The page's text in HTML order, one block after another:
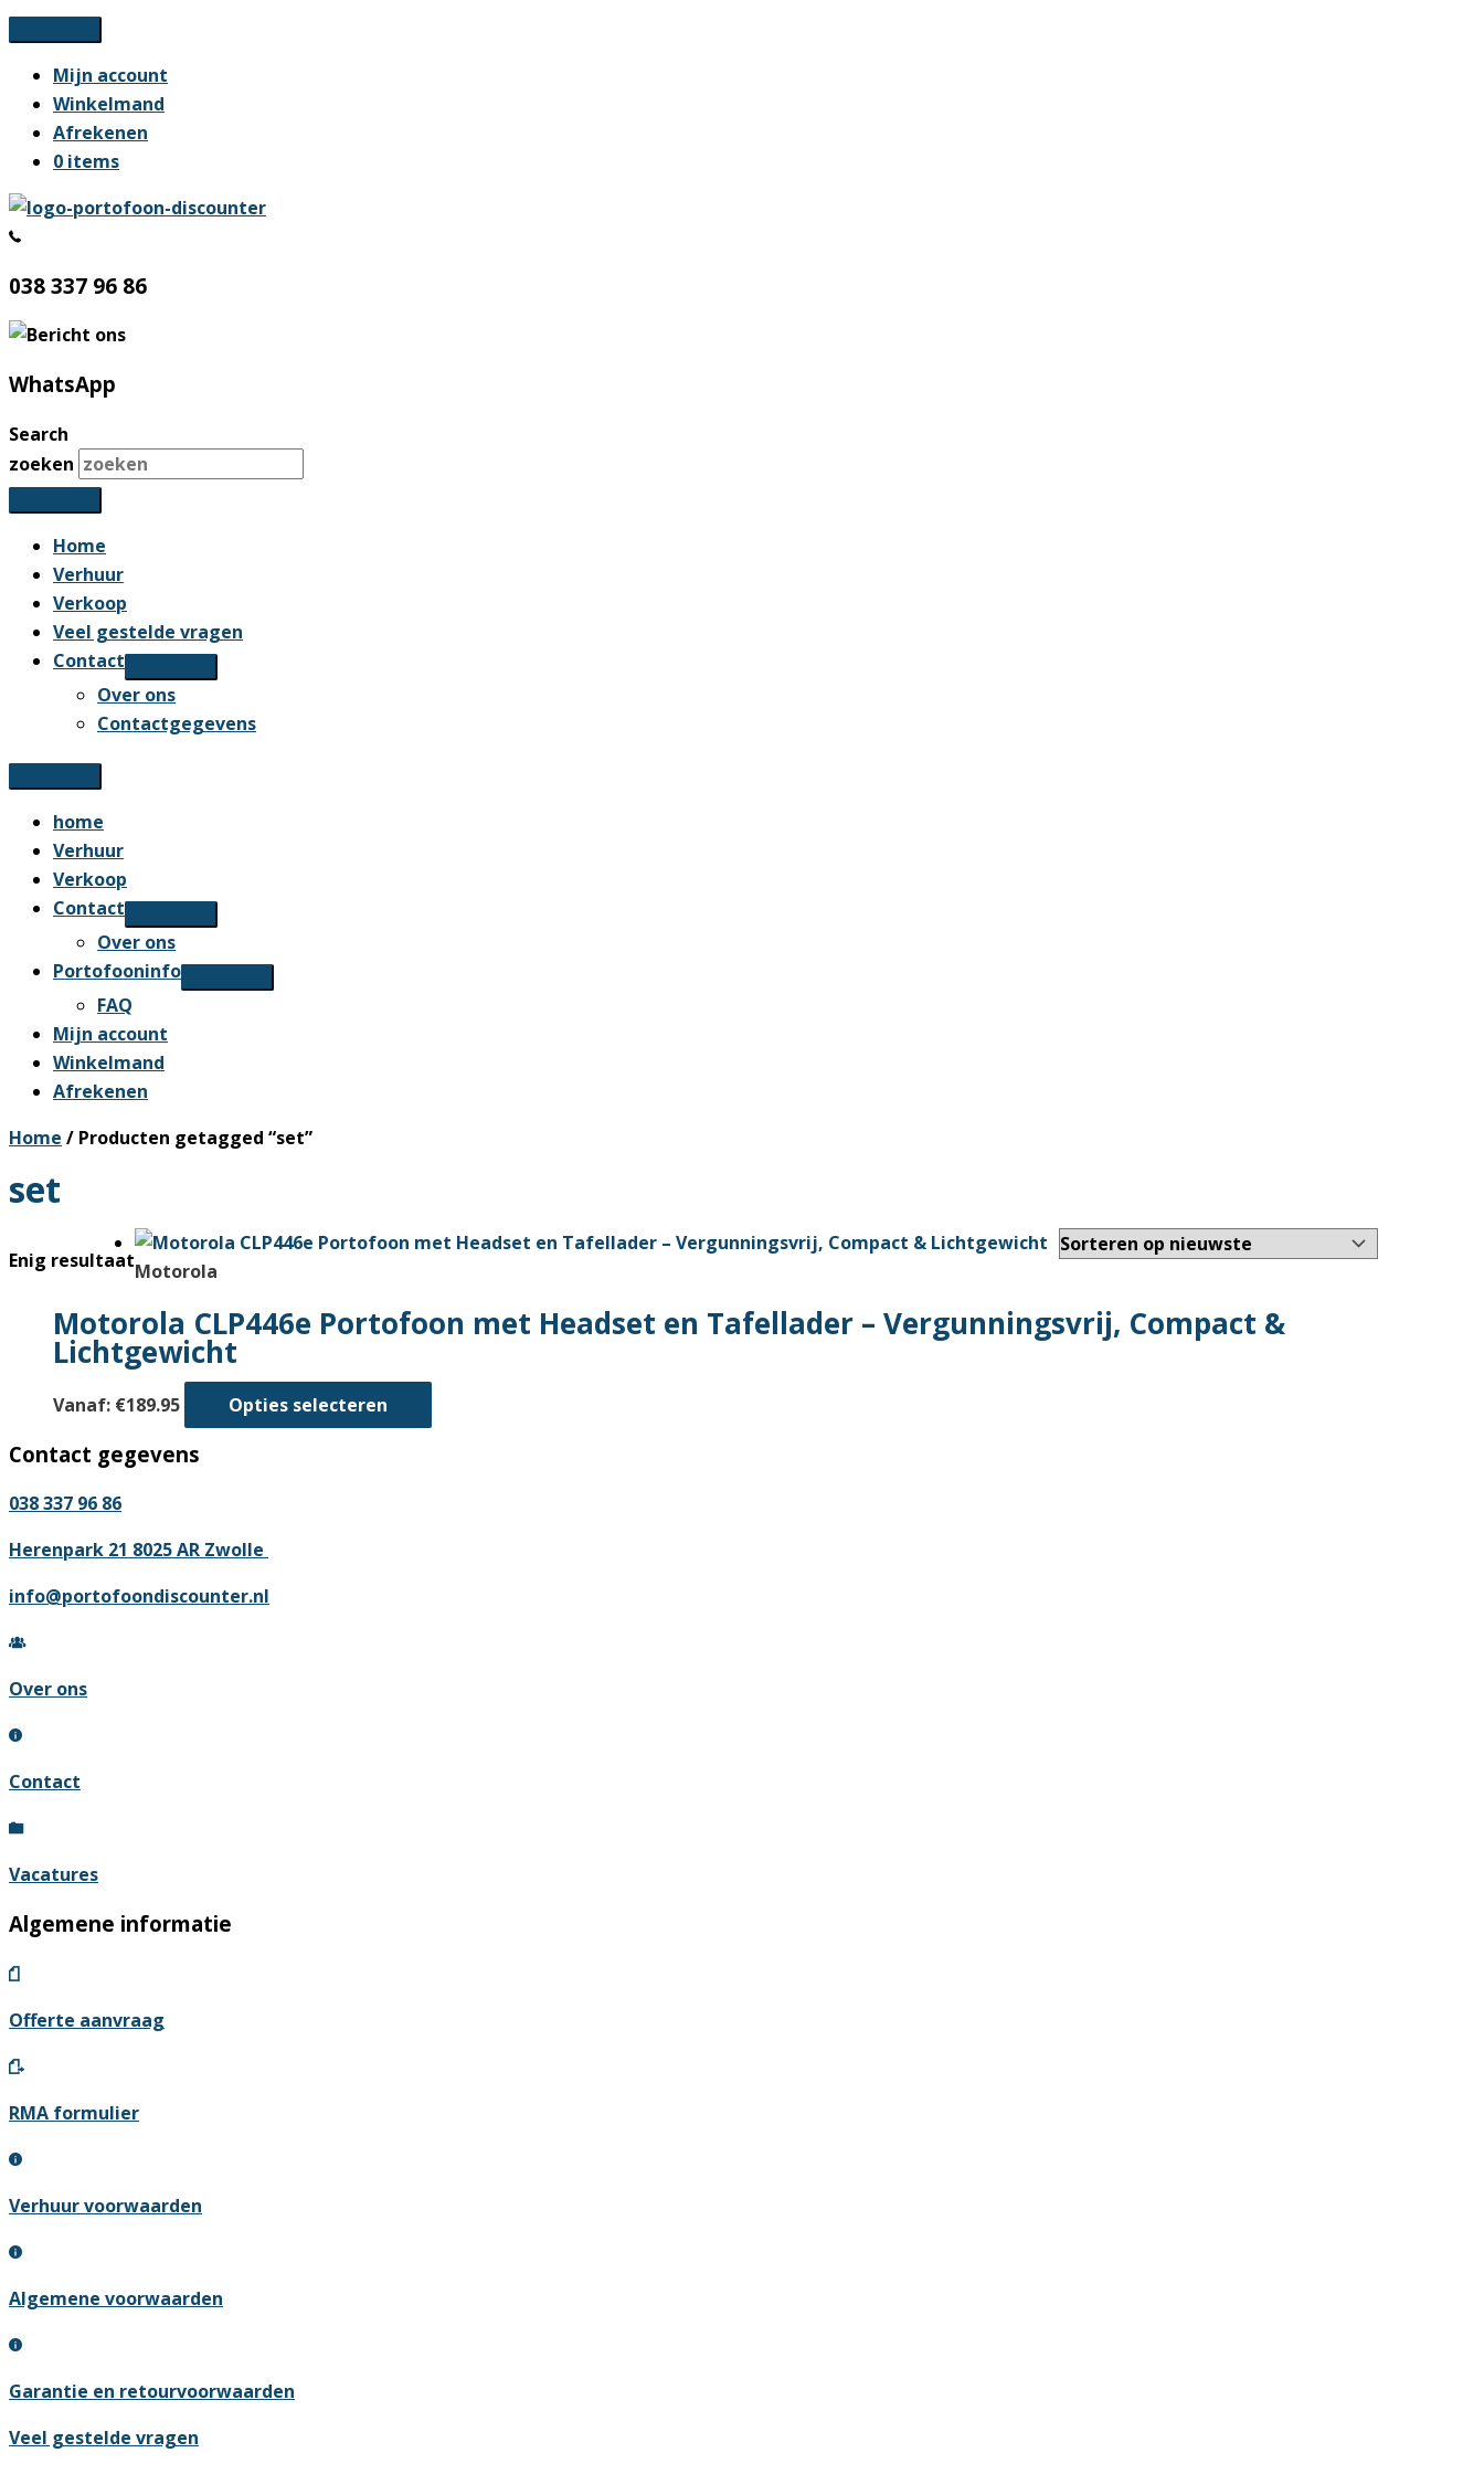
Ga
naar
inhoud
Mijn account
Winkelmand
Afrekenen
0 items
038 337 96 86
WhatsApp
Search
zoeken
Home
Verhuur
Verkoop
Veel gestelde vragen
Contact
Over ons
Contactgegevens
home
Verhuur
Verkoop
Contact
Over ons
Portofooninfo
FAQ
Mijn account
Winkelmand
Afrekenen
Home / Producten getagged “set”
set
Enig resultaatMotorola
Motorola CLP446e Portofoon met Headset en Tafellader – Vergunningsvrij, Compact &
Lichtgewicht
Vanaf: €189.95 Opties selecteren
product
Contact gegevens
038 337 96 86
Herenpark 21 8025 AR Zwolle
info@portofoondiscounter.nl
Over ons
Contact
Vacatures
Algemene informatie
Offerte aanvraag
RMA formulier
Verhuur voorwaarden
Algemene voorwaarden
Garantie en retourvoorwaarden
Veel gestelde vragen